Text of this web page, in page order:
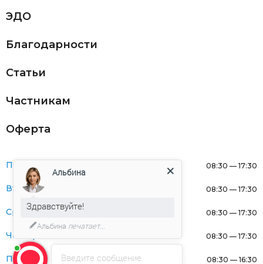
ЭДО
Благодарности
Статьи
Частникам
Оферта
Понедельник: 08:30 — 17:30
Вторник: 08:30 — 17:30
Среда: 08:30 — 17:30
Четверг: 08:30 — 17:30
Пятница: 08:30 — 16:30
Введите сообщение
Альбина
Здравствуйте!
Альбина печатает...